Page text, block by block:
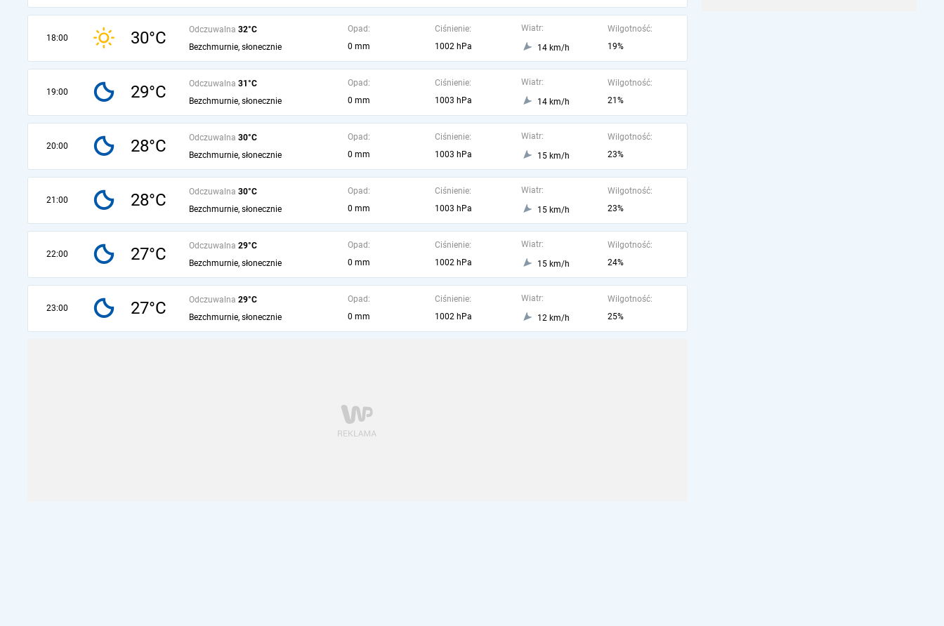
18:00 30°C Odczuwalna 32°C
Bezchmurnie, słonecznie
Opad:
0 mm
Ciśnienie:
1002 hPa
Wiatr:
14 km/h
Wilgotność:
19%
19:00 29°C Odczuwalna 31°C
Bezchmurnie, słonecznie
Opad:
0 mm
Ciśnienie:
1003 hPa
Wiatr:
14 km/h
Wilgotność:
21%
20:00 28°C Odczuwalna 30°C
Bezchmurnie, słonecznie
Opad:
0 mm
Ciśnienie:
1003 hPa
Wiatr:
15 km/h
Wilgotność:
23%
21:00 28°C Odczuwalna 30°C
Bezchmurnie, słonecznie
Opad:
0 mm
Ciśnienie:
1003 hPa
Wiatr:
15 km/h
Wilgotność:
23%
22:00 27°C Odczuwalna 29°C
Bezchmurnie, słonecznie
Opad:
0 mm
Ciśnienie:
1002 hPa
Wiatr:
15 km/h
Wilgotność:
24%
23:00 27°C Odczuwalna 29°C
Bezchmurnie, słonecznie
Opad:
0 mm
Ciśnienie:
1002 hPa
Wiatr:
12 km/h
Wilgotność:
25%